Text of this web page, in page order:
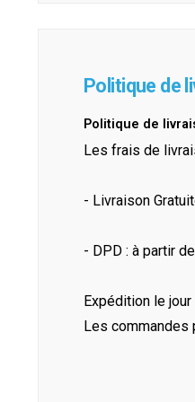
Politique de
Politique de
Les frais de
- Livraison
- DPD : à partir
Expédition le
Les commandes